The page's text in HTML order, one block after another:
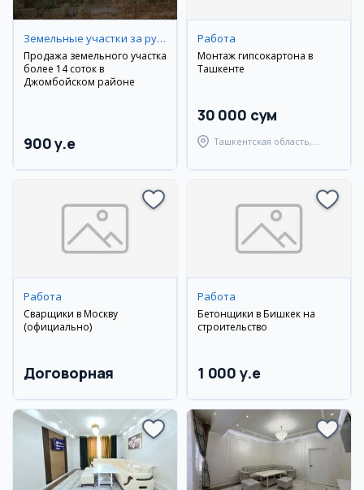
Земельные участки за рубежом
Продажа земельного участка
более 14 соток в
Джомбойском районе
900 y.e
Работа
Монтаж гипсокартона в
Ташкенте
30 000 сум
Ташкентская область,
Работа
Сварщики в Москву
(официально)
Договорная
Работа
Бетонщики в Бишкек на
строительство
1 000 y.e